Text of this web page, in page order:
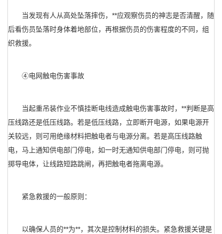
当发现有人从高处坠落摔伤，**应观察伤员的神志是否清醒，随
后看伤员坠落时身体着地部位，再根据伤员的伤害程度的不同，组
织救援。
④电网触电伤害事故
当起重吊装作业不慎挂断电线造成触电伤害事故时，**判断是高
压线路还是低压线路。若是低压线路，立即断开电源，如果电源开
关较远，则可用绝缘材料把触电者与电源分离。若是高压线路触
电，马上通知供电部门停电，如一时无通知供电部门停电，则可抛
掷导电体，让线路短路跳闸，再把触电者拖离电源。
紧急救援的一般原则：
以确保人员的**为**，其次是控制材料的损失。紧急救援关键是